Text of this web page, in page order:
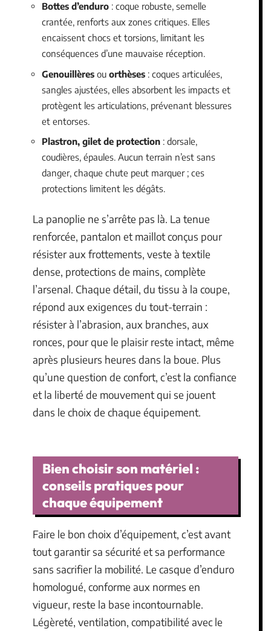
Bottes d’enduro : coque robuste, semelle
crantée, renforts aux zones critiques. Elles
encaissent chocs et torsions, limitant les
conséquences d’une mauvaise réception.
Genouillères ou orthèses : coques articulées,
sangles ajustées, elles absorbent les impacts et
protègent les articulations, prévenant blessures
et entorses.
Plastron, gilet de protection : dorsale,
coudières, épaules. Aucun terrain n’est sans
danger, chaque chute peut marquer ; ces
protections limitent les dégâts.
La panoplie ne s’arrête pas là. La tenue
renforcée, pantalon et maillot conçus pour
résister aux frottements, veste à textile
dense, protections de mains, complète
l’arsenal. Chaque détail, du tissu à la coupe,
répond aux exigences du tout-terrain :
résister à l’abrasion, aux branches, aux
ronces, pour que le plaisir reste intact, même
après plusieurs heures dans la boue. Plus
qu’une question de confort, c’est la confiance
et la liberté de mouvement qui se jouent
dans le choix de chaque équipement.
Bien choisir son matériel :
conseils pratiques pour
chaque équipement
Faire le bon choix d’équipement, c’est avant
tout garantir sa sécurité et sa performance
sans sacrifier la mobilité. Le casque d’enduro
homologué, conforme aux normes en
vigueur, reste la base incontournable.
Légèreté, ventilation, compatibilité avec le